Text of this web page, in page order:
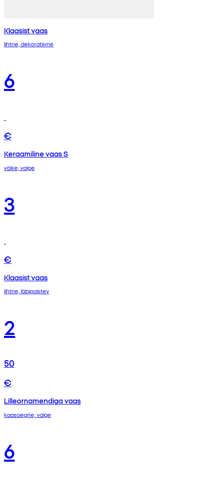
Klaasist vaas
lihtne, dekoratiivne
6
€
Keraamiline vaas S
väike, valge
3
€
Klaasist vaas
lihtne, läbipaistev
2
50
€
Lilleornamendiga vaas
kaasaegne, valge
6